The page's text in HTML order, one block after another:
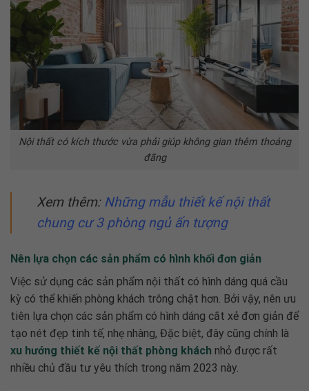
Nội thất có kích thước vừa phải giúp không gian thêm thoáng
đãng
Xem thêm: Những mẫu thiết kế nội thất
chung cư 3 phòng ngủấn tượng
Nên lựa chọn các sản phẩm có hình khối đơn giản
Việc sử dụng các sản phẩm nội thất có hình dáng quá cầu
kỳ có thể khiến phòng khách trông chật hơn. Bởi vậy, nên ưu
tiên lựa chọn các sản phẩm có hình dáng cắt xẻ đơn giản để
tạo nét đẹp tinh tế, nhẹ nhàng, Đặc biệt, đây cũng chính là
xu hướng thiết kế nội thất phòng khách nhỏ được rất
nhiều chủ đầu tư yêu thích trong năm 2023 này.